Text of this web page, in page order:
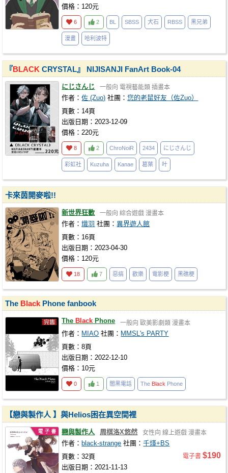
價格：120元
6 2 BL SBSS 犬石 RBSS 黑兄弟
漫畫 哈利波特
『BLACK CRYSTAL』 NIJISANJI FanArt Book-04
にじさんじ 一般向 電視藝能類 插畫本
作者：佐 (Zuo) 社團：您的老鼠好友（佐Zuo）
頁數：14頁
出版日期：2023-12-09
價格：220元
8 2 ChroNoiR 2434 にじさんじ
彩虹社 Kuzuha Kanae 葛葉 叶
卡來茵開麥啦!!
新世界狂歡 一般向 綜合遊戲 漫畫本
作者：熾羽 社團：異界遊人館
頁數：16頁
出版日期：2023-04-30
價格：120元
18 7 惡搞 歡樂 電影梗 黑礁梗
The Black Phone fanbook
The Black Phone 一般向 歐美影劇類 漫畫本
作者： MIAO 社團： MMSL's PARTY
頁數：8頁
出版日期：2022-12-10
價格：10元
0 1 闇黑電話 The Black Phone
【戀與製作人 】與Helios困在異空間裡
戀與製作人 周棋洛X悠然 女性向 線上遊戲 漫畫本
作者： black-strange 社團：千煂+BS
頁數：32頁
出版日期：2021-11-13
電子書 $190